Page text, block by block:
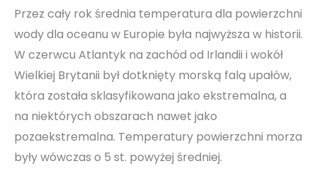
Przez cały rok średnia temperatura dla powierzchni
wody dla oceanu w Europie była najwyższa w historii.
W czerwcu Atlantyk na zachód od Irlandii i wokół
Wielkiej Brytanii był dotknięty morską falą upałów,
która została sklasyfikowana jako ekstremalna, a
na niektórych obszarach nawet jako
pozaekstremalna. Temperatury powierzchni morza
były wówczas o 5 st. powyżej średniej.